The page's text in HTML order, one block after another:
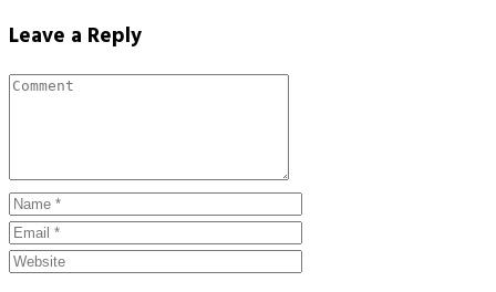
Leave a Reply